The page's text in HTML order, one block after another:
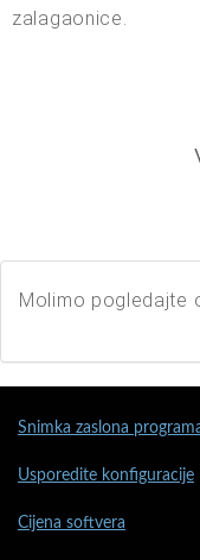
zalagaonice.
Molimo pogledajte
Snimka zaslona
Usporedite konfiguracije
Cijena softvera